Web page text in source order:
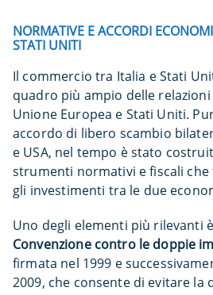
NORMATIVE E ACCORDI
STATI UNITI
Il commercio tra Italia e Stati
quadro più ampio delle
Unione Europea e Stati Uniti.
accordo di libero scambio
e USA, nel tempo è stato
strumenti normativi e fiscali che
gli investimenti tra le due
Uno degli elementi più rilevanti
Convenzione contro le doppie
firmata nel 1999 e
2009, che consente di evitare la